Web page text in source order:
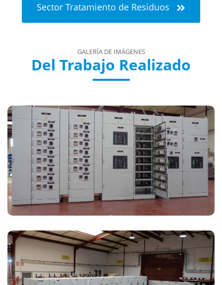
Sector Tratamiento de Residuos
GALERÍA DE IMÁGENES
Del Trabajo Realizado